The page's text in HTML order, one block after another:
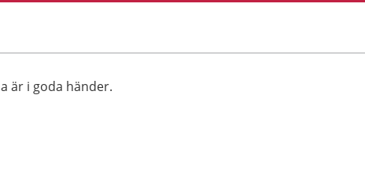
är i goda händer.